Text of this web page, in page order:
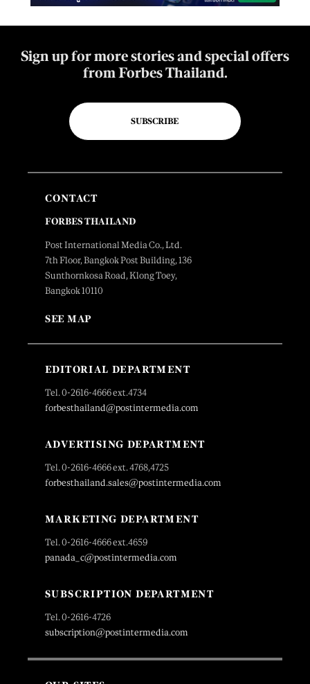
Sign up for more stories and special offers
from Forbes Thailand.
SUBSCRIBE
CONTACT
FORBES THAILAND
Post International Media Co., Ltd.
7th Floor, Bangkok Post Building, 136
Sunthornkosa Road, Klong Toey,
Bangkok 10110
SEE MAP
EDITORIAL DEPARTMENT
Tel. 0-2616-4666 ext.4734
forbesthailand@postintermedia.com
ADVERTISING DEPARTMENT
Tel. 0-2616-4666 ext. 4768,4725
forbesthailand.sales@postintermedia.com
MARKETING DEPARTMENT
Tel. 0-2616-4666 ext.4659
panada_c@postintermedia.com
SUBSCRIPTION DEPARTMENT
Tel. 0-2616-4726
subscription@postintermedia.com